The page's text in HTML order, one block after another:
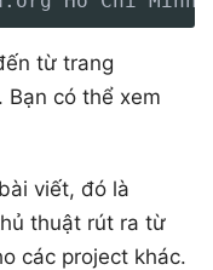
từ trang
Bạn có thể xem
viết, đó là
thuật rút ra từ
các project khác.